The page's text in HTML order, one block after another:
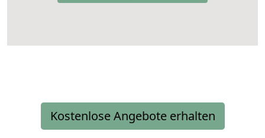
Kostenlose Angebote erhalten